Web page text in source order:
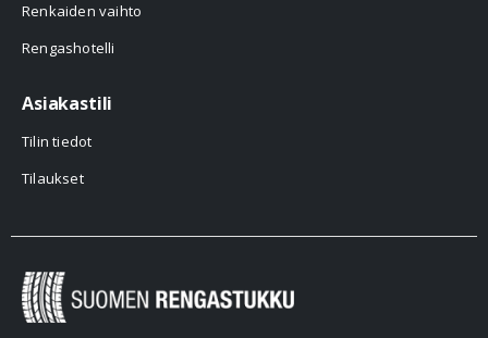
Renkaiden vaihto
Rengashotelli
Asiakastili
Tilin tiedot
Tilaukset